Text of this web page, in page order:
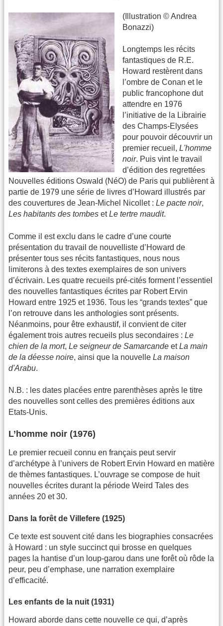
(Illustration © Andrea
Bonazzi)
Longtemps les récits
fantastiques de R.E.
Howard restèrent dans
l’ombre de Conan et le
public francophone dut
attendre en 1976
l’initiative de la Librairie
des Champs-Elysées
pour pouvoir découvrir un
premier recueil, L'homme
noir. Puis vint le travail
d’édition des regrettées
Nouvelles éditions Oswald (NéO) de Paris qui publièrent à
partie de 1979 une série de livres d’Howard illustrés par
des couvertures de Jean-Michel Nicollet : Le pacte noir,
Les habitants des tombes etLe tertre maudit.
Comme il est exclu dans le cadre d’une courte
présentation du travail de nouvelliste d’Howard de
présenter tous ses récits fantastiques, nous nous
limiterons à des textes exemplaires de son univers
d’écrivain. Les quatre recueils pré-cités forment l’essentiel
des nouvelles fantastiques écrites par Robert Ervin
Howard entre 1925 et 1936. Tous les “grands textes” que
l’on retrouve dans les anthologies sont présents.
Néanmoins, pour être exhaustif, il convient de citer
également trois autres recueils plus secondaires : Le
chien de la mort, Le seigneur de Samarcande etLa main
de la déesse noire, ainsi que la nouvelle La maison
d'Arabu.
N.B. : les dates placées entre parenthèses après le titre
des nouvelles sont celles des premières éditions aux
Etats-Unis.
L’homme noir (1976)
Le premier recueil connu en français peut servir
d’archétype à l’univers de Robert Ervin Howard en matière
de thèmes fantastiques. L’ouvrage se compose de huit
nouvelles écrites durant la période Weird Tales des
années 20 et 30.
Dans la forêt de Villefere (1925)
Ce texte est souvent cité dans les biographies consacrées
à Howard : un style succinct qui brosse en quelques
pages la hantise d’un loup-garou dans une forêt où rôde la
peur, peu d’emphase, une narration exemplaire
d’efficacité.
Les enfants de la nuit (1931)
Howard aborde dans cette nouvelle ce qui, d’après